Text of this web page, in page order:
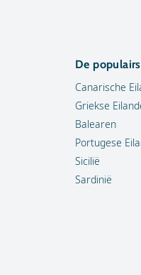
De
Canarische
Griekse
Balearen
Portugese
Sicilië
Sardinië